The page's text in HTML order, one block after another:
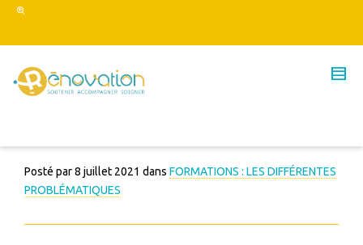
Posté par8 juillet 2021 dans FORMATIONS : LES DIFFÉRENTES
PROBLÉMATIQUES